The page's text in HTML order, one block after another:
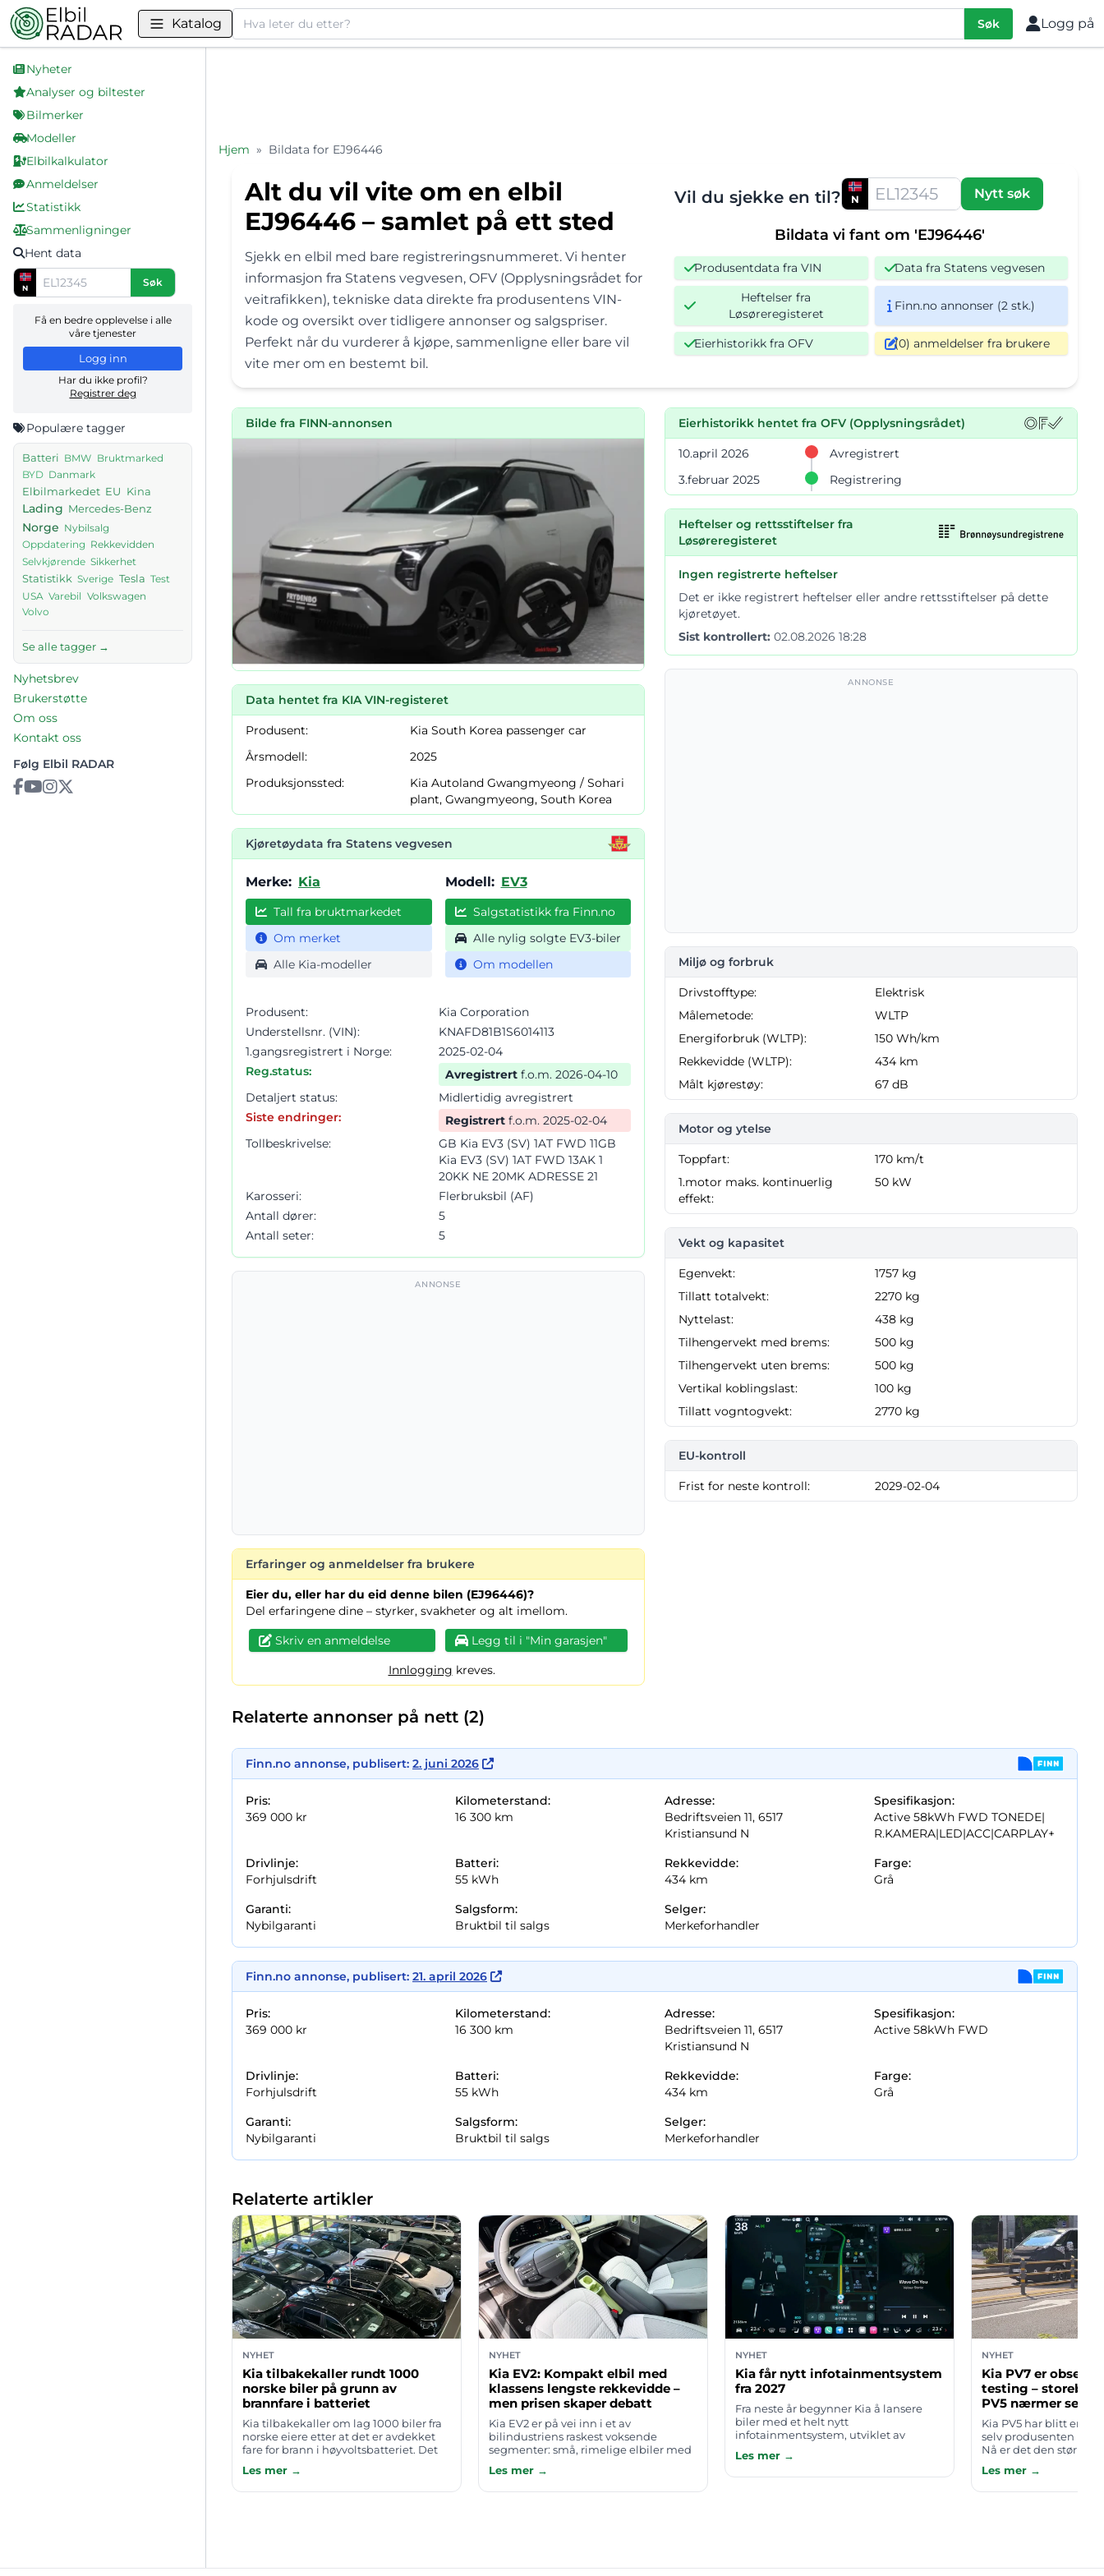
Katalog Søk Søk Logg på
Nyheter
Analyser og biltester
Bilmerker
Modeller
Elbilkalkulator
Anmeldelser
Statistikk
Sammenligninger
Hent data
N Søk
Få en bedre opplevelse i alle
våre tjenester
Logg inn
Har du ikke profil?
Registrer deg
Populære tagger
Batteri BMW Bruktmarked
BYD Danmark
Elbilmarkedet EU Kina
Lading Mercedes-Benz
Norge Nybilsalg
Oppdatering Rekkevidden
Selvkjørende Sikkerhet
Statistikk Sverige Tesla Test
USA Varebil Volkswagen
Volvo
Se alle tagger →
Nyhetsbrev
Brukerstøtte
Om oss
Kontakt oss
Følg Elbil RADAR
Hjem » Bildata for EJ96446
Alt du vil vite om en elbil
EJ96446 – samlet på ett sted
Sjekk en elbil med bare registreringsnummeret. Vi henter
informasjon fra Statens vegvesen, OFV (Opplysningsrådet for
veitrafikken), tekniske data direkte fra produsentens VIN-
kode og oversikt over tidligere annonser og salgspriser.
Perfekt når du vurderer å kjøpe, sammenligne eller bare vil
vite mer om en bestemt bil.
Vil du sjekke en til? N Nytt søk
Bildata vi fant om 'EJ96446'
Produsentdata fra VIN
Data fra Statens vegvesen
Heftelser fra
Løsøreregisteret
Finn.no annonser (2 stk.)
Eierhistorikk fra OFV (0) anmeldelser fra brukere
Bilde fra FINN-annonsen
Data hentet fra KIA VIN-registeret
Produsent:
Kia South Korea passenger car
Årsmodell:
2025
Produksjonssted:
Kia Autoland Gwangmyeong / Sohari
plant, Gwangmyeong, South Korea
Kjøretøydata fra Statens vegvesen
Merke: Kia
Tall fra bruktmarkedet
Om merket
Alle Kia-modeller
Modell: EV3
Salgstatistikk fra Finn.no
Alle nylig solgte EV3-biler
Om modellen
Produsent:
Kia Corporation
Understellsnr. (VIN):
KNAFD81B1S6014113
1.gangsregistrert i Norge:
2025-02-04
Reg.status:
Avregistrertf.o.m. 2026-04-10
Detaljert status:
Midlertidig avregistrert
Siste endringer:
Registrert f.o.m. 2025-02-04
Tollbeskrivelse:
GB Kia EV3 (SV) 1AT FWD 11GB
Kia EV3 (SV) 1AT FWD 13AK 1
20KK NE 20MK ADRESSE 21
Karosseri:
Flerbruksbil (AF)
Antall dører:
5
Antall seter:
5
ANNONSE
Erfaringer og anmeldelser fra brukere
Eier du, eller har du eid denne bilen (EJ96446)?
Del erfaringene dine – styrker, svakheter og alt imellom.
Skriv en anmeldelse
Legg til i "Min garasjen"
Innlogging kreves.
Eierhistorikk hentet fra OFV (Opplysningsrådet)
10.april 2026
Avregistrert
3.februar 2025
Registrering
Heftelser og rettsstiftelser fra
Løsøreregisteret
Ingen registrerte heftelser
Det er ikke registrert heftelser eller andre rettsstiftelser på dette
kjøretøyet.
Sist kontrollert: 02.08.2026 18:28
ANNONSE
Miljø og forbruk
Drivstofftype:
Elektrisk
Målemetode:
WLTP
Energiforbruk (WLTP):
150 Wh/km
Rekkevidde (WLTP):
434 km
Målt kjørestøy:
67 dB
Motor og ytelse
Toppfart:
170 km/t
1.motor maks. kontinuerlig
effekt:
50 kW
Vekt og kapasitet
Egenvekt:
1757 kg
Tillatt totalvekt:
2270 kg
Nyttelast:
438 kg
Tilhengervekt med brems:
500 kg
Tilhengervekt uten brems:
500 kg
Vertikal koblingslast:
100 kg
Tillatt vogntogvekt:
2770 kg
EU-kontroll
Frist for neste kontroll: 2029-02-04
Relaterte annonser på nett (2)
Finn.no annonse, publisert: 2. juni 2026
Pris:
369 000 kr
Kilometerstand:
16 300 km
Adresse:
Bedriftsveien 11, 6517
Kristiansund N
Spesifikasjon:
Active 58kWh FWD TONEDE|
R.KAMERA|LED|ACC|CARPLAY+
Drivlinje:
Forhjulsdrift
Batteri:
55 kWh
Rekkevidde:
434 km
Farge:
Grå
Garanti:
Nybilgaranti
Salgsform:
Bruktbil til salgs
Selger:
Merkeforhandler
Finn.no annonse, publisert: 21. april 2026
Pris:
369 000 kr
Kilometerstand:
16 300 km
Adresse:
Bedriftsveien 11, 6517
Kristiansund N
Spesifikasjon:
Active 58kWh FWD
Drivlinje:
Forhjulsdrift
Batteri:
55 kWh
Rekkevidde:
434 km
Farge:
Grå
Garanti:
Nybilgaranti
Salgsform:
Bruktbil til salgs
Selger:
Merkeforhandler
Relaterte artikler
NYHET
Kia tilbakekaller rundt 1000
norske biler på grunn av
brannfare i batteriet
Kia tilbakekaller om lag 1000 biler fra
norske eiere etter at det er avdekket
fare for brann i høyvoltsbatteriet. Det
kontaktet direkte av i…
Les mer →
NYHET
Kia EV2: Kompakt elbil med
klassens lengste rekkevidde –
men prisen skaper debatt
Kia EV2 er på vei inn i et av
bilindustriens raskest voksende
segmenter: små, rimelige elbiler med
skikkelig hverdagsbil. En fersk finsk
test bekref…
Les mer →
NYHET
Kia får nytt infotainmentsystem
fra 2027
Fra neste år begynner Kia å lansere
biler med et helt nytt
infotainmentsystem, utviklet av
lite som er offentliggjort om hva
systemet konkret …
Les mer →
NYHET
Kia PV7 er
testing – storebror
PV5 nærmer seg
Kia PV5 har blitt en
selv produsenten
Nå er det den større
gjemmer seg ikke
Les mer →